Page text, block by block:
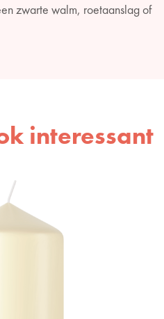
zwarte walm, roetaanslag of
interessant